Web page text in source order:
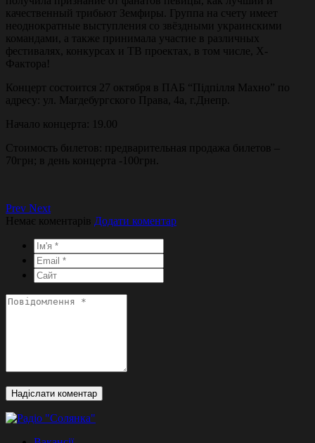
качественный трибьют Земфиры. Группа на счету имеет
неоднократные выступления со звёздными украинскими
командами, а также принимала участие в различных
фестивалях, конкурсах и ТВ проектах, в том числе, X-
Фактора!
Концерт состоится 27 октября в ПАБ “Підпілля Махно” по
адресу: ул. Магдебургского Права, 4а, г.Днепр.
Начало концерта: 19.00
Стоимость билетов: предварительная продажа билетов –
70грн; в день концерта -100грн.
Prev Next
Немає коментарів Додати коментар